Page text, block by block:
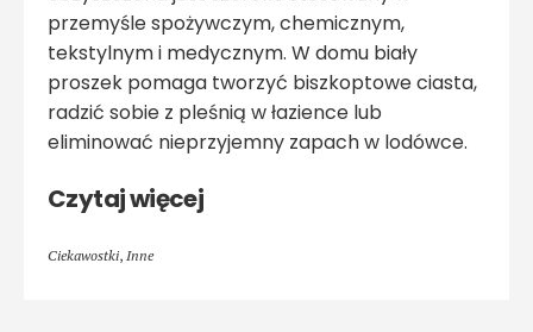
przemyśle spożywczym, chemicznym,
tekstylnym i medycznym. W domu biały
proszek pomaga tworzyć biszkoptowe ciasta,
radzić sobie z pleśnią w łazience lub
eliminować nieprzyjemny zapach w lodówce.
Czytaj więcej
Ciekawostki, Inne